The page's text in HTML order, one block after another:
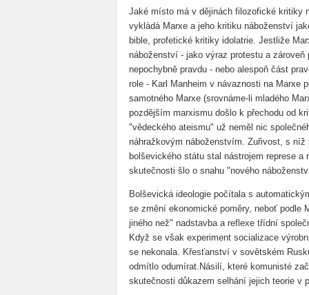
Jaké místo má v dějinách filozofické kritiky
vykládá Marxe a jeho kritiku náboženství
bible, profetické kritiky idolatrie. Jestliže
náboženství - jako výraz protestu a
nepochybně pravdu - nebo alespoň část
role - Karl Manheim v návaznosti na Marxe
samotného Marxe (srovnáme-li mladého
pozdějším marxismu došlo k přechodu od
"vědeckého ateismu" už neměl nic
náhražkovým náboženstvím. Zuřivost, s
bolševického státu stal nástrojem represe
skutečnosti šlo o snahu "nového
Bolševická ideologie počítala s
se změní ekonomické poměry, neboť podle
jiného než" nadstavba a reflexe třídní
Když se však experiment socializace
se nekonala. Křesťanství v sovětském
odmítlo odumírat.Násilí, které komunisté
skutečnosti důkazem selhání jejich teorie v